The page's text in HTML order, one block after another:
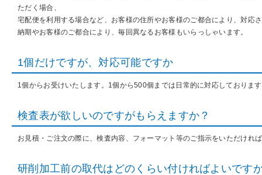
ただく場合、
宅配便を利用する場合など、お客様の住所やお客様のご都合により、対応
納期やお客様のご都合により、毎回異なるお客様もいらっしゃいます。
1個だけですが、対応可能ですか
1個からお受けいたします。1個から500個までは日常的に対応しておりま
検査表が欲しいのですがもらえますか？
お見積・ご注文の際に、検査内容、フォーマット等のご指示をいただけれ
研削加工前の取代はどのくらい付ければよいです